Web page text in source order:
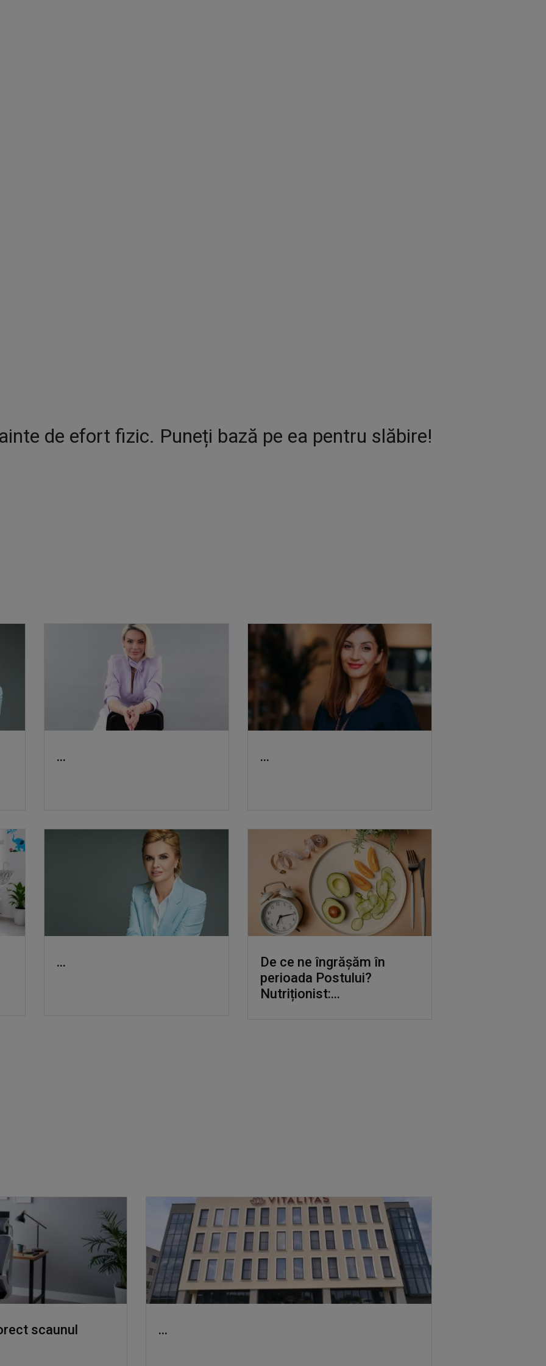
de efort fizic. Puneți bază pe ea pentru slăbire!
... ...
...
De ce ne îngrășăm în
perioada Postului?
Nutriționist:...
scaunul ...